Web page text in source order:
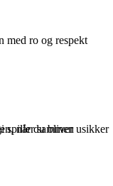
med ro og respekt
når du bliver usikker
spiller sammen